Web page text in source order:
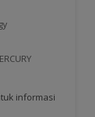
informasi